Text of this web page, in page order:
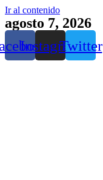
Ir al contenido
agosto 7, 2026
InstagramTwitter